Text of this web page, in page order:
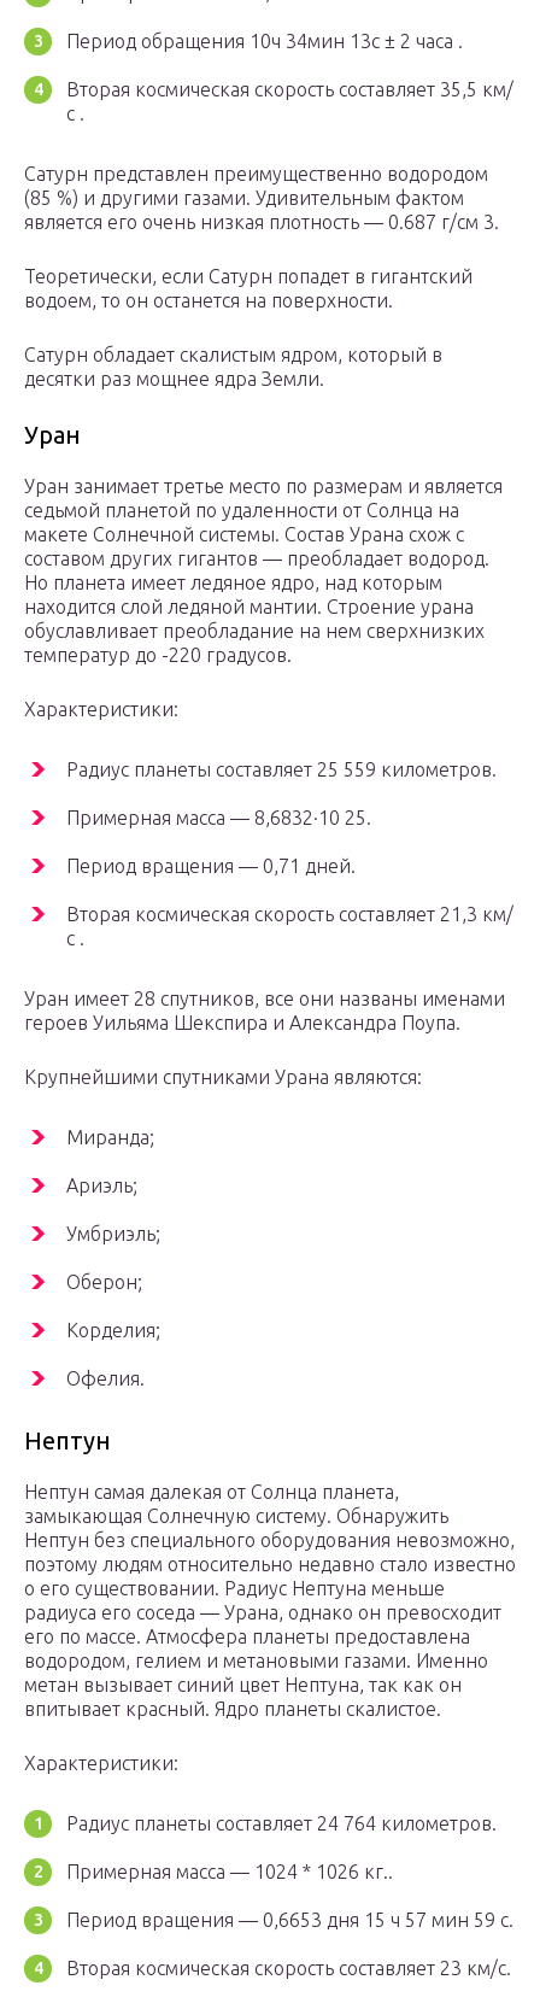
Период обращения 10ч 34мин 13с ± 2 часа .
Вторая космическая скорость составляет 35,5 км/
с .
Сатурн представлен преимущественно водородом
(85 %) и другими газами. Удивительным фактом
является его очень низкая плотность — 0.687 г/см 3.
Теоретически, если Сатурн попадет в гигантский
водоем, то он останется на поверхности.
Сатурн обладает скалистым ядром, который в
десятки раз мощнее ядра Земли.
Уран
Уран занимает третье место по размерам и является
седьмой планетой по удаленности от Солнца на
макете Солнечной системы. Состав Урана схож с
составом других гигантов — преобладает водород.
Но планета имеет ледяное ядро, над которым
находится слой ледяной мантии. Строение урана
обуславливает преобладание на нем сверхнизких
температур до -220 градусов.
Характеристики:
Радиус планеты составляет 25 559 километров.
Примерная масса — 8,6832·10 25.
Период вращения — 0,71 дней.
Вторая космическая скорость составляет 21,3 км/
с .
Уран имеет 28 спутников, все они названы именами
героев Уильяма Шекспира и Александра Поупа.
Крупнейшими спутниками Урана являются:
Миранда;
Ариэль;
Умбриэль;
Оберон;
Корделия;
Офелия.
Нептун
Нептун самая далекая от Солнца планета,
замыкающая Солнечную систему. Обнаружить
Нептун без специального оборудования невозможно,
поэтому людям относительно недавно стало известно
о его существовании. Радиус Нептуна меньше
радиуса его соседа — Урана, однако он превосходит
его по массе. Атмосфера планеты предоставлена
водородом, гелием и метановыми газами. Именно
метан вызывает синий цвет Нептуна, так как он
впитывает красный. Ядро планеты скалистое.
Характеристики:
Радиус планеты составляет 24 764 километров.
Примерная масса — 1024 * 1026 кг..
Период вращения — 0,6653 дня 15 ч 57 мин 59 с.
Вторая космическая скорость составляет 23 км/с.